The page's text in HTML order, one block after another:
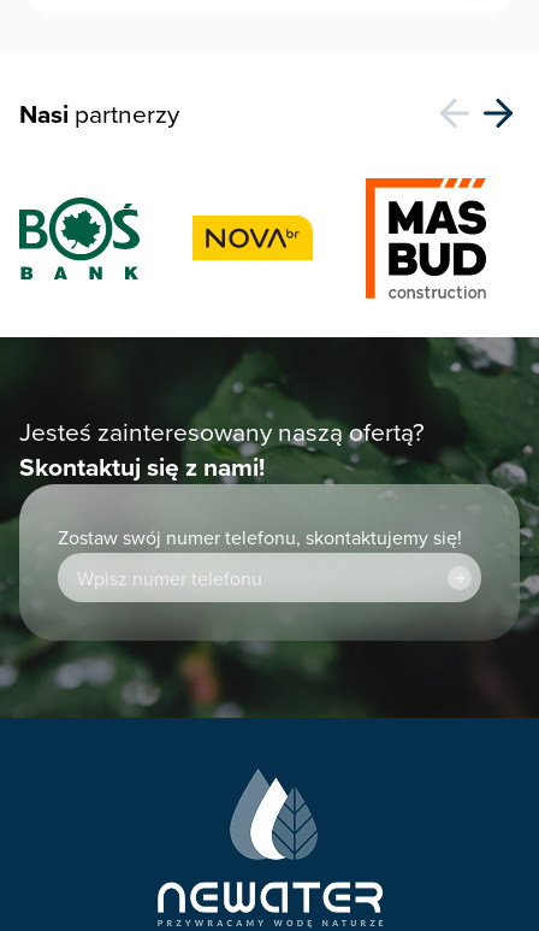
Nasi partnerzy
Jesteś zainteresowany naszą ofertą?
Skontaktuj się z nami!
Zostaw swój numer telefonu, skontaktujemy się!